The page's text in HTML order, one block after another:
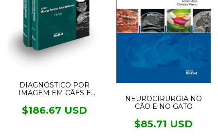
DIAGNÓSTICO POR
IMAGEM EM CÃES E
$186.67 USD
NEUROCIRURGIA NO
CÃO E NO GATO
$85.71 USD